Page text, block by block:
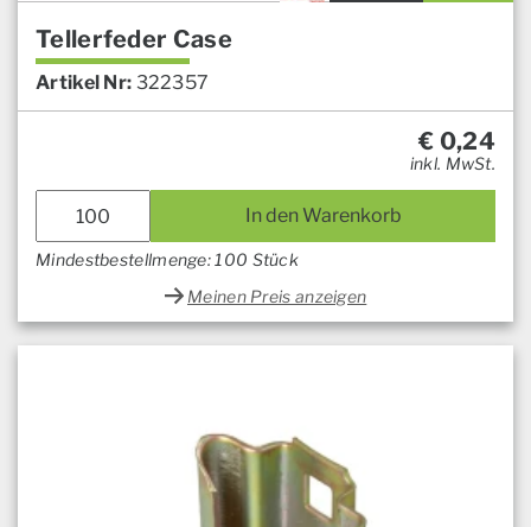
Tellerfeder Case
Artikel Nr: 322357
€ 0,24
inkl. MwSt.
In den Warenkorb
Mindestbestellmenge: 100 Stück
Meinen Preis anzeigen